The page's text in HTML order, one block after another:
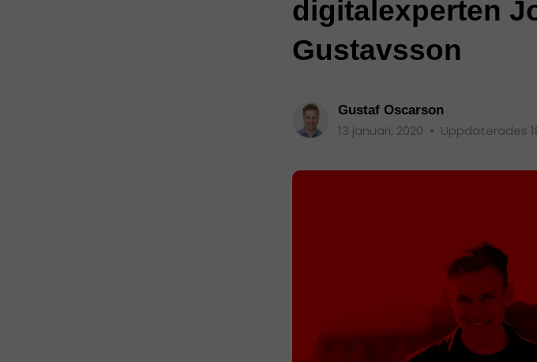
digitalexperten
Gustavsson
Gustaf Oscarson
13 januari, 2020 • Uppdaterades